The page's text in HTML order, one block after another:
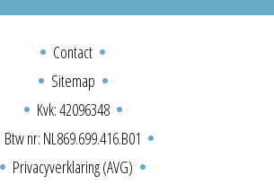
Contact
Sitemap
Kvk: 42096348
Btw nr: NL869.699.416.B01
Privacyverklaring (AVG)